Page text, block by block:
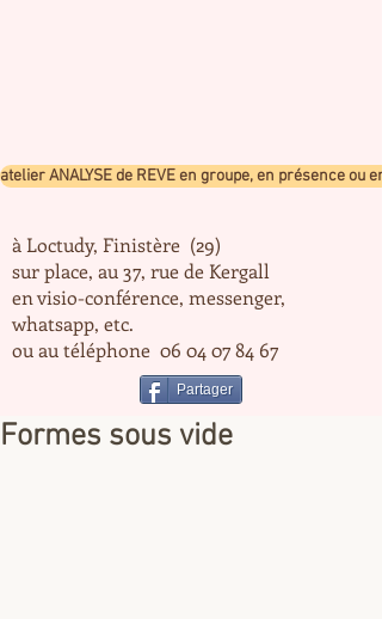
atelier ANALYSE de REVE en groupe, en présence ou
à Loctudy, Finistère (29)
sur place, au 37, rue de Kergall
en visio-conférence, messenger,
whatsapp, etc.
ou au téléphone 06 04 07 84 67
Partager
Formes sous vide